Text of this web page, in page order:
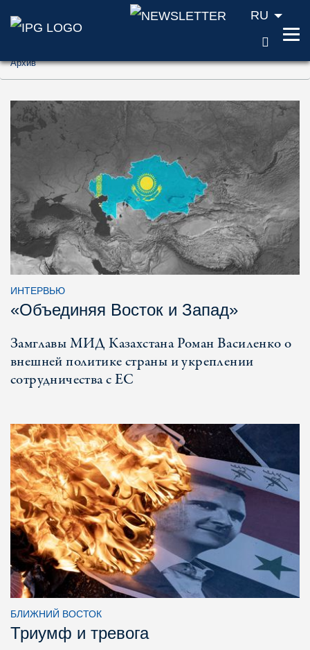
Перейти к содержанию (ключ доступа
Перейти к поиску (ключ доступа '2')
Перейти к навигации (ключ доступа '3')
RU
Архив
ИНТЕРВЬЮ
«Объединяя Восток и Запад»
Замглавы МИД Казахстана Роман Василенко о
внешней политике страны и укреплении
сотрудничества с ЕС
БЛИЖНИЙ ВОСТОК
Триумф и тревога